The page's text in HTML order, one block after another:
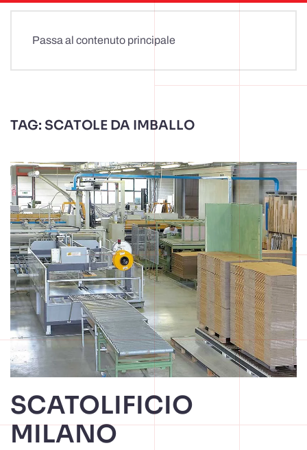
Passa al contenuto principale
TAG: SCATOLE DA IMBALLO
SCATOLIFICIO
MILANO